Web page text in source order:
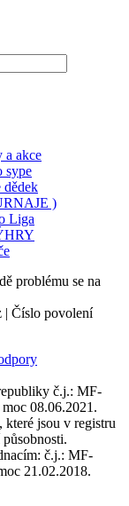
a akce
sype
dědek
)
Liga
problému se na
Číslo povolení
č.j.: MF-
08.06.2021.
které jsou v registru
č.j.: MF-
21.02.2018.